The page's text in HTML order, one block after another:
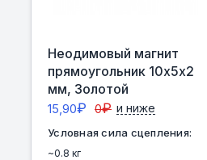
Неодимовый магнит
прямоугольник 10х5х2
мм, Золотой
15,90₽ 0₽ и ниже
Условная сила сцепления:
~0.8 кг